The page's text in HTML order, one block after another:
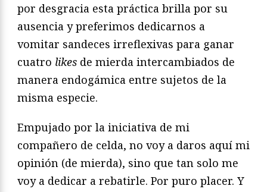
por desgracia esta práctica brilla por su
ausencia y preferimos dedicarnos a
vomitar sandeces irreflexivas para ganar
cuatro likes de mierda intercambiados de
manera endogámica entre sujetos de la
misma especie.
Empujado por la iniciativa de mi
compañero de celda, no voy a daros aquí mi
opinión (de mierda), sino que tan solo me
voy a dedicar a rebatirle. Por puro placer. Y